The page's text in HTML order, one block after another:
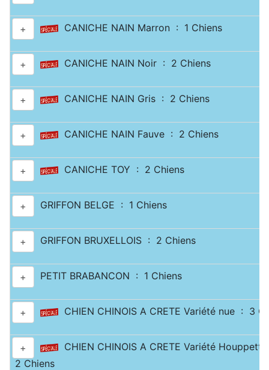
+ CANICHE NAIN Marron : 1 Chiens
+ CANICHE NAIN Noir : 2 Chiens
+ CANICHE NAIN Gris : 2 Chiens
+ CANICHE NAIN Fauve : 2 Chiens
+ CANICHE TOY : 2 Chiens
+ GRIFFON BELGE : 1 Chiens
+ GRIFFON BRUXELLOIS : 2 Chiens
+ PETIT BRABANCON : 1 Chiens
+ CHIEN CHINOIS A CRETE Variété nue : 3
+
CHIEN CHINOIS A CRETE Variété
2 Chiens